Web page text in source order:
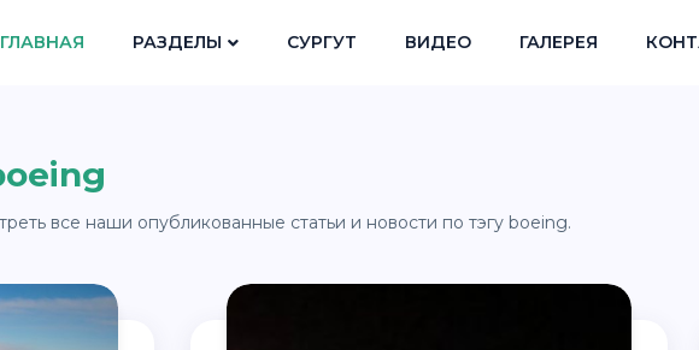
ГЛАВНАЯ РАЗДЕЛЫ СУРГУТ ВИДЕО ГАЛЕРЕЯ
все наши опубликованные статьи и новости по тэгу boeing.